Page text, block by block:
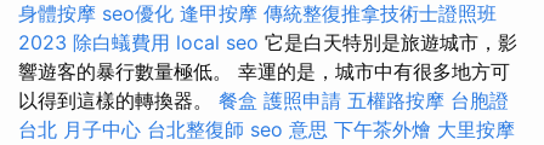
身體按摩 seo優化 逢甲按摩 傳統整復推拿技術士證照班
2023 除白蟻費用 local seo 它是白天特別是旅遊城市，影
響遊客的暴行數量極低。 幸運的是，城市中有很多地方可
以得到這樣的轉換器。 餐盒 護照申請 五權路按摩 台胞證
台北 月子中心 台北整復師 seo 意思 下午茶外燴 大里按摩